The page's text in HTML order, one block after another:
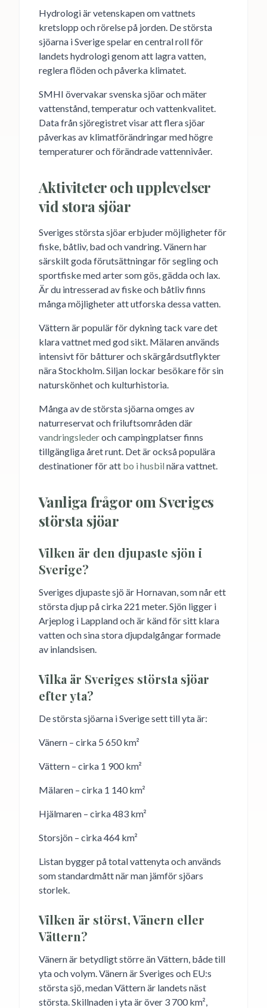
Hydrologi är vetenskapen om vattnets
kretslopp och rörelse på jorden. De största
sjöarna i Sverige spelar en central roll för
landets hydrologi genom att lagra vatten,
reglera flöden och påverka klimatet.
SMHI övervakar svenska sjöar och mäter
vattenstånd, temperatur och vattenkvalitet.
Data från sjöregistret visar att flera sjöar
påverkas av klimatförändringar med högre
temperaturer och förändrade vattennivåer.
Aktiviteter och upplevelser
vid stora sjöar
Sveriges största sjöar erbjuder möjligheter för
fiske, båtliv, bad och vandring. Vänern har
särskilt goda förutsättningar för segling och
sportfiske med arter som gös, gädda och lax.
Är du intresserad av fiske och båtliv finns
många möjligheter att utforska dessa vatten.
Vättern är populär för dykning tack vare det
klara vattnet med god sikt. Mälaren används
intensivt för båtturer och skärgårdsutflykter
nära Stockholm. Siljan lockar besökare för sin
naturskönhet och kulturhistoria.
Många av de största sjöarna omges av
naturreservat och friluftsområden där
vandringslederoch campingplatser finns
tillgängliga året runt. Det är också populära
destinationer för att bo i husbil nära vattnet.
Vanliga frågor om Sveriges
största sjöar
Vilken är den djupaste sjön i
Sverige?
Sveriges djupaste sjö är Hornavan, som når ett
största djup på cirka 221 meter. Sjön ligger i
Arjeplog i Lappland och är känd för sitt klara
vatten och sina stora djupdalgångar formade
av inlandsisen.
Vilka är Sveriges största sjöar
efter yta?
De största sjöarna i Sverige sett till yta är:
Vänern – cirka 5 650 km²
Vättern – cirka 1 900 km²
Mälaren – cirka 1 140 km²
Hjälmaren – cirka 483 km²
Storsjön – cirka 464 km²
Listan bygger på total vattenyta och används
som standardmått när man jämför sjöars
storlek.
Vilken är störst, Vänern eller
Vättern?
Vänern är betydligt större än Vättern, både till
yta och volym. Vänern är Sveriges och EU:s
största sjö, medan Vättern är landets näst
största. Skillnaden i yta är över 3 700 km²,